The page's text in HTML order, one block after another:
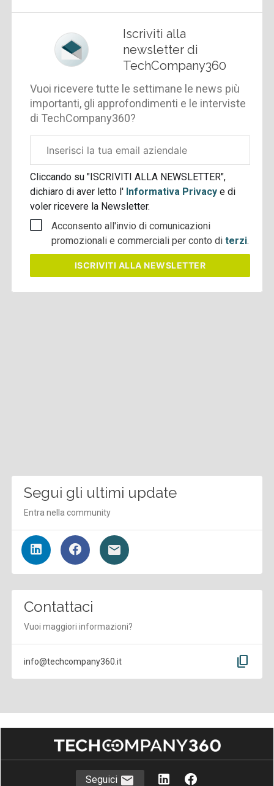
Iscriviti alla
newsletter di
TechCompany360
Vuoi ricevere tutte le settimane le news più
importanti, gli approfondimenti e le interviste
di TechCompany360?
aziendale
Cliccando su "ISCRIVITI ALLA NEWSLETTER",
dichiaro di aver letto l' Informativa Privacye di
voler ricevere la Newsletter.
Acconsento all'invio di comunicazioni
promozionali e commerciali per conto diterzi.
ISCRIVITI ALLA NEWSLETTER
Segui gli ultimi update
Entra nella community
Contattaci
Vuoi maggiori informazioni?
info@techcompany360.it content_copy
Seguici